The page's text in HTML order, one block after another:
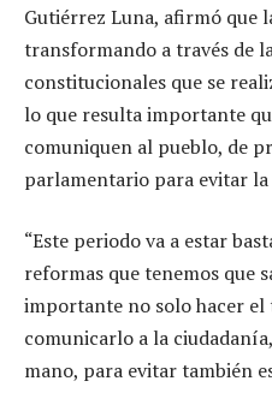
Gutiérrez Luna, afirmó que
transformando a través de
constitucionales que se
lo que resulta importante
comuniquen al pueblo, de
parlamentario para evitar
“Este periodo va a estar
reformas que tenemos que
importante no solo hacer
comunicarlo a la
mano, para evitar también